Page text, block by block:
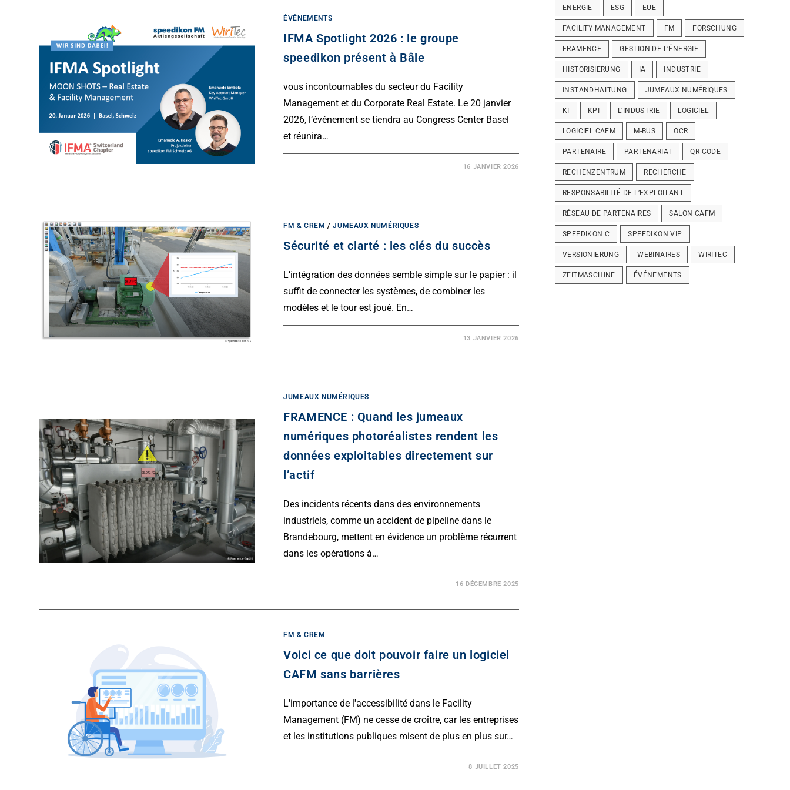
ÉVÉNEMENTS
IFMA Spotlight 2026 : le groupe
speedikon présent à Bâle
vous incontournables du secteur du Facility
Management et du Corporate Real Estate. Le 20 janvier
2026, l’événement se tiendra au Congress Center Basel
et réunira…
16 JANVIER 2026
FM & CREM /JUMEAUX NUMÉRIQUES
Sécurité et clarté : les clés du succès
L’intégration des données semble simple sur le papier : il
suffit de connecter les systèmes, de combiner les
modèles et le tour est joué. En…
13 JANVIER 2026
JUMEAUX NUMÉRIQUES
FRAMENCE : Quand les jumeaux
numériques photoréalistes rendent les
données exploitables directement sur
l’actif
Des incidents récents dans des environnements
industriels, comme un accident de pipeline dans le
Brandebourg, mettent en évidence un problème récurrent
dans les opérations à…
16 DÉCEMBRE 2025
FM & CREM
Voici ce que doit pouvoir faire un logiciel
CAFM sans barrières
L'importance de l'accessibilité dans le Facility
Management (FM) ne cesse de croître, car les entreprises
et les institutions publiques misent de plus en plus sur…
8 JUILLET 2025
ENERGIE ESG EUE
FACILITY MANAGEMENT FM FORSCHUNG
FRAMENCE GESTION DE L’ÉNERGIE
HISTORISIERUNG IA INDUSTRIE
INSTANDHALTUNG JUMEAUX NUMÉRIQUES
KI KPI L'INDUSTRIE LOGICIEL
LOGICIEL CAFM M-BUS OCR
PARTENAIRE PARTENARIAT QR-CODE
RECHENZENTRUM RECHERCHE
RESPONSABILITÉ DE L’EXPLOITANT
RÉSEAU DE PARTENAIRES SALON CAFM
SPEEDIKON C SPEEDIKON VIP
VERSIONIERUNG WEBINAIRES WIRITEC
ZEITMASCHINE ÉVÉNEMENTS